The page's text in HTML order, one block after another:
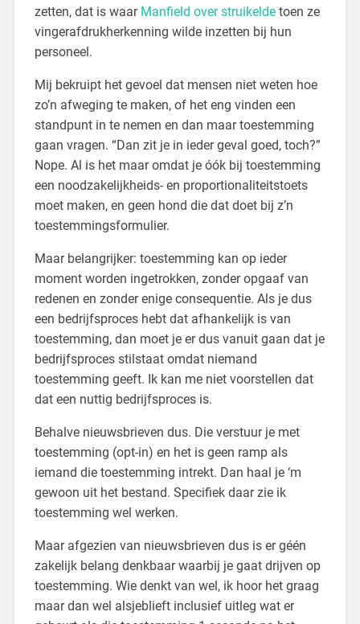
zetten, dat is waar Manfield over struikeldetoen ze
vingerafdrukherkenning wilde inzetten bij hun
personeel.
Mij bekruipt het gevoel dat mensen niet weten hoe
zo’n afweging te maken, of het eng vinden een
standpunt in te nemen en dan maar toestemming
gaan vragen. “Dan zit je in ieder geval goed, toch?”
Nope. Al is het maar omdat je óók bij toestemming
een noodzakelijkheids- en proportionaliteitstoets
moet maken, en geen hond die dat doet bij z’n
toestemmingsformulier.
Maar belangrijker: toestemming kan op ieder
moment worden ingetrokken, zonder opgaaf van
redenen en zonder enige consequentie. Als je dus
een bedrijfsproces hebt dat afhankelijk is van
toestemming, dan moet je er dus vanuit gaan dat je
bedrijfsproces stilstaat omdat niemand
toestemming geeft. Ik kan me niet voorstellen dat
dat een nuttig bedrijfsproces is.
Behalve nieuwsbrieven dus. Die verstuur je met
toestemming (opt-in) en het is geen ramp als
iemand die toestemming intrekt. Dan haal je ‘m
gewoon uit het bestand. Specifiek daar zie ik
toestemming wel werken.
Maar afgezien van nieuwsbrieven dus is er géén
zakelijk belang denkbaar waarbij je gaat drijven op
toestemming. Wie denkt van wel, ik hoor het graag
maar dan wel alsjeblieft inclusief uitleg wat er